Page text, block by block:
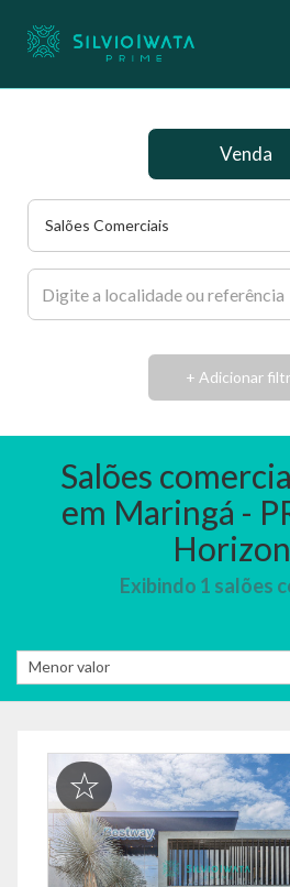
Salões Comerciais
Venda
+ Adicionar
Salões
em Maringá -
Exibindo 1 salões